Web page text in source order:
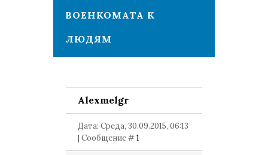
ВОЕНКОМАТА К
ЛЮДЯМ
Alexmelgr
Дата: Среда, 30.09.2015, 06:13
| Сообщение #1